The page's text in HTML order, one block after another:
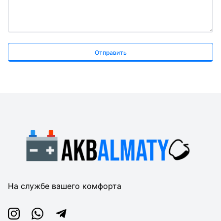
Отправить
На службе вашего комфорта
InstagramWhatsappTelegram